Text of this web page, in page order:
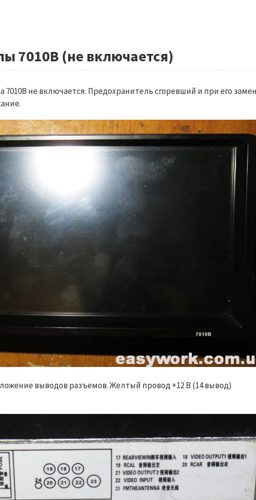
7010B (не включается)
7010B не включается. Предохранитель сгоревший и при его
выводов разъемов. Желтый провод +12 В (14 вывод)